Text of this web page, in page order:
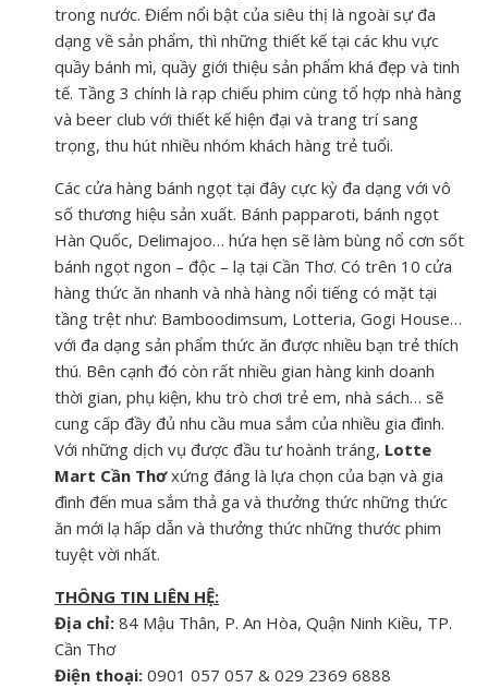
trong nước. Điểm nổi bật của siêu thị là ngoài sự đa
dạng về sản phẩm, thì những thiết kế tại các khu vực
quầy bánh mì, quầy giới thiệu sản phẩm khá đẹp và tinh
tế. Tầng 3 chính là rạp chiếu phim cùng tổ hợp nhà hàng
và beer club với thiết kế hiện đại và trang trí sang
trọng, thu hút nhiều nhóm khách hàng trẻ tuổi.
Các cửa hàng bánh ngọt tại đây cực kỳ đa dạng với vô
số thương hiệu sản xuất. Bánh papparoti, bánh ngọt
Hàn Quốc, Delimajoo… hứa hẹn sẽ làm bùng nổ cơn sốt
bánh ngọt ngon – độc – lạ tại Cần Thơ. Có trên 10 cửa
hàng thức ăn nhanh và nhà hàng nổi tiếng có mặt tại
tầng trệt như: Bamboodimsum, Lotteria, Gogi House…
với đa dạng sản phẩm thức ăn được nhiều bạn trẻ thích
thú. Bên cạnh đó còn rất nhiều gian hàng kinh doanh
thời gian, phụ kiện, khu trò chơi trẻ em, nhà sách… sẽ
cung cấp đầy đủ nhu cầu mua sắm của nhiều gia đình.
Với những dịch vụ được đầu tư hoành tráng, Lotte
Mart Cần Thơxứng đáng là lựa chọn của bạn và gia
đình đến mua sắm thả ga và thưởng thức những thức
ăn mới lạ hấp dẫn và thưởng thức những thước phim
tuyệt vời nhất.
THÔNG TIN LIÊN HỆ:
Địa chỉ: 84 Mậu Thân, P. An Hòa, Quận Ninh Kiều, TP.
Cần Thơ
Điện thoại: 0901 057 057 & 029 2369 6888